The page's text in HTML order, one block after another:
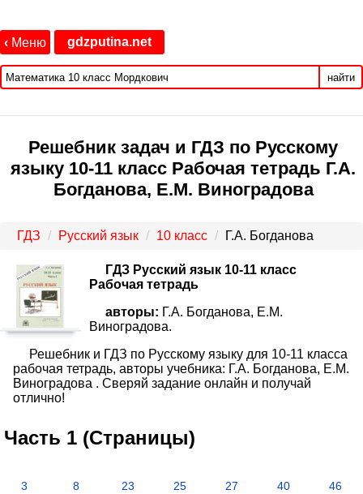
‹ Меню gdzputina.net
найти
Решебник задач и ГДЗ по Русскому
языку 10‐11 класс Рабочая тетрадь Г.А.
Богданова, Е.М. Виноградова
ГДЗ Русский язык 10 класс Г.А. Богданова
ГДЗ Русский язык 10-11 класс
Рабочая тетрадь
авторы: Г.А. Богданова, Е.М.
Виноградова.
Решебник и ГДЗ по Русскому языку для 10‐11 класса
рабочая тетрадь, авторы учебника: Г.А. Богданова, Е.М.
Виноградова . Сверяй задание онлайн и получай
отлично!
Часть 1 (Страницы)
3 8 23 25 27 40 46